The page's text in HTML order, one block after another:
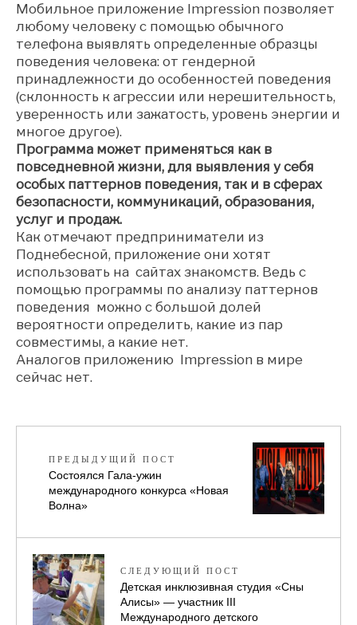
Мобильное приложение Impression позволяет
любому человеку с помощью обычного
телефона выявлять определенные образцы
поведения человека: от гендерной
принадлежности до особенностей поведения
(склонность к агрессии или нерешительность,
уверенность или зажатость, уровень энергии и
многое другое).
Программа может применяться как в
повседневной жизни, для выявления у себя
особых паттернов поведения, так и в сферах
безопасности, коммуникаций, образования,
услуг и продаж.
Как отмечают предприниматели из
Поднебесной, приложение они хотят
использовать на сайтах знакомств. Ведь с
помощью программы по анализу паттернов
поведения можно с большой долей
вероятности определить, какие из пар
совместимы, а какие нет.
Аналогов приложению Impression в мире
сейчас нет.
ПРЕДЫДУЩИЙ ПОСТ
Состоялся Гала-ужин
международного конкурса «Новая
Волна»
СЛЕДУЮЩИЙ ПОСТ
Детская инклюзивная студия «Сны
Алисы» — участник III
Международного детского